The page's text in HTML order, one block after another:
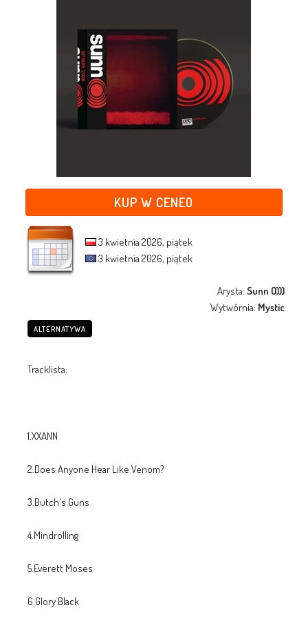
KUP W CENEO
3 kwietnia 2026, piątek
3 kwietnia 2026, piątek
Arysta:Sunn O)))
Wytwórnia: Mystic
ALTERNATYWA
Tracklista:
1.XXANN
2.Does Anyone Hear Like Venom?
3.Butch's Guns
4.Mindrolling
5.Everett Moses
6.Glory Black